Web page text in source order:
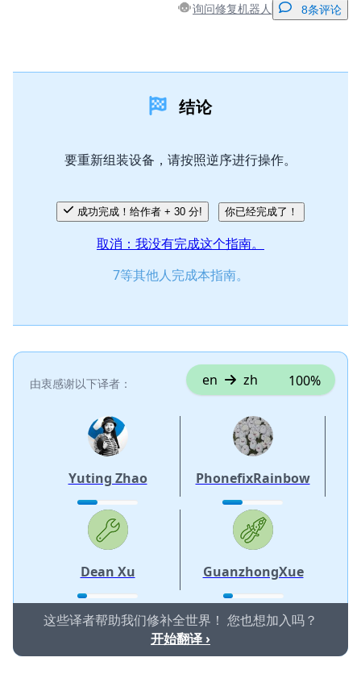
询问修复机器人 8条评论
结论
要重新组装设备，请按照逆序进行操作。
成功完成！给作者 + 30 分! 你已经完成了！
取消：我没有完成这个指南。
7等其他人完成本指南。
由衷感谢以下译者： en zh 100%
Yuting Zhao PhonefixRainbow
Dean Xu GuanzhongXue
这些译者帮助我们修补全世界！ 您也想加入吗？
开始翻译 ›